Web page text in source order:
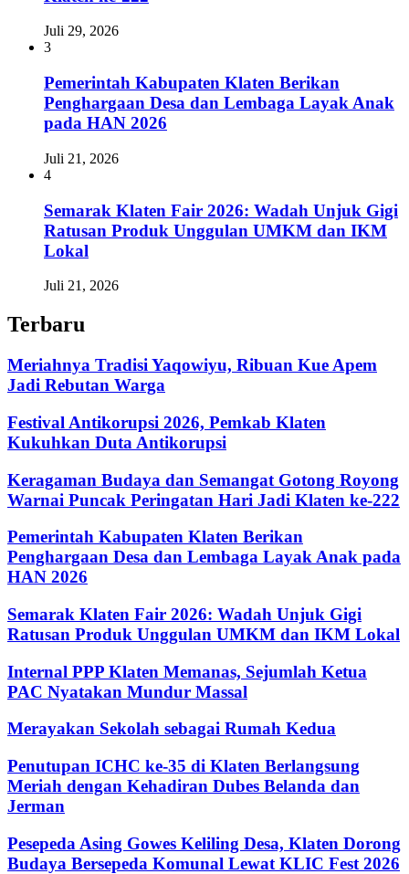
Juli 29, 2026
3
Pemerintah Kabupaten Klaten Berikan
Penghargaan Desa dan Lembaga Layak Anak
pada HAN 2026
Juli 21, 2026
4
Semarak Klaten Fair 2026: Wadah Unjuk Gigi
Ratusan Produk Unggulan UMKM dan IKM
Lokal
Juli 21, 2026
Terbaru
Meriahnya Tradisi Yaqowiyu, Ribuan Kue Apem
Jadi Rebutan Warga
Festival Antikorupsi 2026, Pemkab Klaten
Kukuhkan Duta Antikorupsi
Keragaman Budaya dan Semangat Gotong Royong
Warnai Puncak Peringatan Hari Jadi Klaten ke-222
Pemerintah Kabupaten Klaten Berikan
Penghargaan Desa dan Lembaga Layak Anak pada
HAN 2026
Semarak Klaten Fair 2026: Wadah Unjuk Gigi
Ratusan Produk Unggulan UMKM dan IKM Lokal
Internal PPP Klaten Memanas, Sejumlah Ketua
PAC Nyatakan Mundur Massal
Merayakan Sekolah sebagai Rumah Kedua
Penutupan ICHC ke-35 di Klaten Berlangsung
Meriah dengan Kehadiran Dubes Belanda dan
Jerman
Pesepeda Asing Gowes Keliling Desa, Klaten Dorong
Budaya Bersepeda Komunal Lewat KLIC Fest 2026